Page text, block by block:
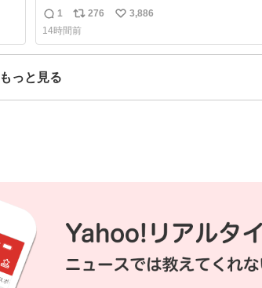
理性を根こそぎ奪い去ったプリンの写真で
す。
返
信
数
1
リ
ポ
ス
276
い
ね
3,886
14時間前
もっと見る